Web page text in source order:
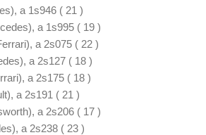
a 1s946 ( 21 )
a 1s995 ( 19 )
a 2s075 ( 22 )
a 2s127 ( 18 )
a 2s175 ( 18 )
a 2s191 ( 21 )
a 2s206 ( 17 )
a 2s238 ( 23 )